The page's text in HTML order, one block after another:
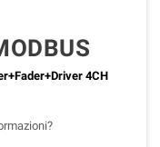
4CH